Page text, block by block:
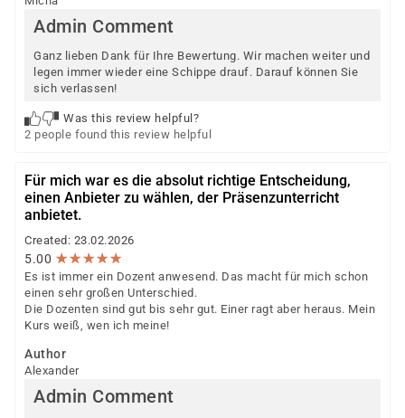
Admin Comment
Ganz lieben Dank für Ihre Bewertung. Wir machen weiter und
legen immer wieder eine Schippe drauf. Darauf können Sie
sich verlassen!
Was this review helpful?
2 people found this review helpful
Für mich war es die absolut richtige Entscheidung,
einen Anbieter zu wählen, der Präsenzunterricht
anbietet.
Created: 23.02.2026
5.00 ★★★★★
★★★★★
Es ist immer ein Dozent anwesend. Das macht für mich schon
einen sehr großen Unterschied.
Die Dozenten sind gut bis sehr gut. Einer ragt aber heraus. Mein
Kurs weiß, wen ich meine!
Author
Alexander
Admin Comment